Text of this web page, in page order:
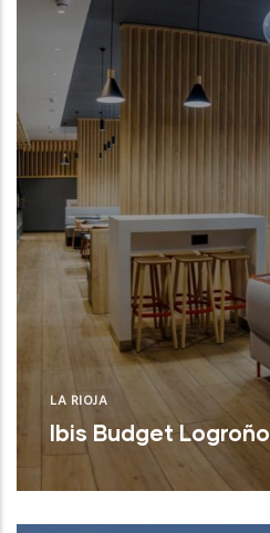
LA RIOJA
Ibis Budget